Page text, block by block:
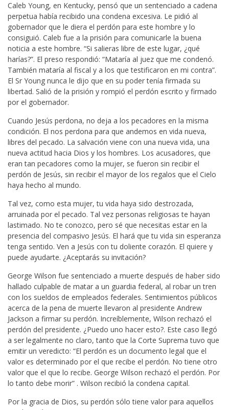
Caleb Young, en Kentucky, pensó que un sentenciado a cadena
perpetua había recibido una condena excesiva. Le pidió al
gobernador que le diera el perdón para este hombre y lo
consiguió. Caleb fue a la prisión para comunicarle la buena
noticia a este hombre. “Si salieras libre de este lugar, ¿qué
harías?”. El preso respondió: “Mataría al juez que me condenó.
También mataría al fiscal y a los que testificaron en mi contra”.
El Sr Young nunca le dijo que en su poder tenía firmada su
libertad. Salió de la prisión y rompió el perdón escrito y firmado
por el gobernador.
Cuando Jesús perdona, no deja a los pecadores en la misma
condición. El nos perdona para que andemos en vida nueva,
libres del pecado. La salvación viene con una nueva vida, una
nueva actitud hacia Dios y los hombres. Los acusadores, que
eran tan pecadores como la mujer, se fueron sin recibir el
perdón de Jesús, sin recibir el mayor de los regalos que el Cielo
haya hecho al mundo.
Tal vez, como esta mujer, tu vida haya sido destrozada,
arruinada por el pecado. Tal vez personas religiosas te hayan
lastimado. No te conozco, pero sé que necesitas estar en la
presencia del compasivo Jesús. El hará que tu vida sin esperanza
tenga sentido. Ven a Jesús con tu doliente corazón. El quiere y
puede ayudarte. ¿Aceptarás su invitación?
George Wilson fue sentenciado a muerte después de haber sido
hallado culpable de matar a un guardia federal, al robar un tren
con los sueldos de empleados federales. Sentimientos públicos
acerca de la pena de muerte llevaron al presidente Andrew
Jackson a firmar su perdón. Increíblemente, Wilson rechazó el
perdón del presidente. ¿Puedo uno hacer esto?. Este caso llegó
a ser legalmente no claro, tanto que la Corte Suprema tuvo que
emitir un veredicto: “El perdón es un documento legal que el
valor es determinado por el que recibe el perdón. No tiene otro
valor que el que lo recibe. George Wilson rechazó el perdón. Por
lo tanto debe morir” . Wilson recibió la condena capital.
Por la gracia de Dios, su perdón sólo tiene valor para aquellos